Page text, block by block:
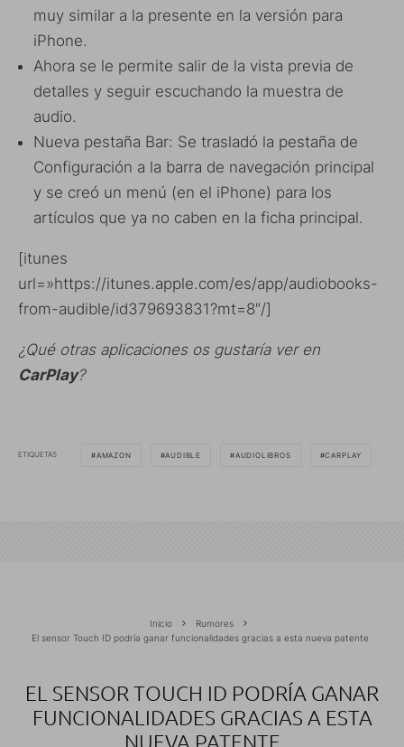
muy similar a la presente en la versión para
iPhone.
Ahora se le permite salir de la vista previa de
detalles y seguir escuchando la muestra de
audio.
Nueva pestaña Bar: Se trasladó la pestaña de
Configuración a la barra de navegación principal
y se creó un menú (en el iPhone) para los
artículos que ya no caben en la ficha principal.
[itunes
url=»https://itunes.apple.com/es/app/audiobooks-
from-audible/id379693831?mt=8″/]
¿Qué otras aplicaciones os gustaría ver en
CarPlay?
ETIQUETAS AMAZON AUDIBLE AUDIOLIBROS CARPLAY
Inicio
Rumores
El sensor Touch ID podría ganar funcionalidades gracias a esta nueva patente
EL SENSOR TOUCH ID PODRÍA GANAR
FUNCIONALIDADES GRACIAS A ESTA
NUEVA PATENTE